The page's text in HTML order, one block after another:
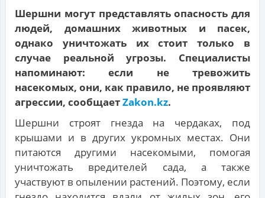
Шершни могут представлять опасность для
людей, домашних животных и пасек,
однако уничтожать их стоит только в
случае реальной угрозы. Специалисты
напоминают: если не тревожить
насекомых, они, как правило, не проявляют
агрессии, сообщаетZakon.kz.
Шершни строят гнезда на чердаках, под
крышами и в других укромных местах. Они
питаются другими насекомыми, помогая
уничтожать вредителей сада, а также
участвуют в опылении растений. Поэтому, если